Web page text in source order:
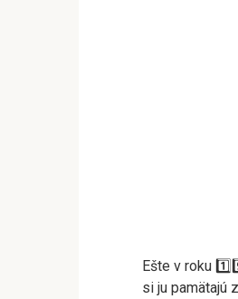
Ešte v roku
si ju pamätajú